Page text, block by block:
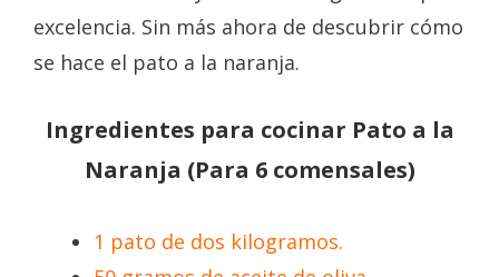
excelencia. Sin más ahora de descubrir cómo
se hace el pato a la naranja.
Ingredientes para cocinar Pato a la
Naranja (Para 6 comensales)
1 pato de dos kilogramos.